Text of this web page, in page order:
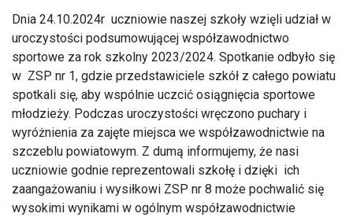
Dnia 24.10.2024r uczniowie naszej szkoły wzięli udział w
uroczystości podsumowującej współzawodnictwo
sportowe za rok szkolny 2023/2024. Spotkanie odbyło się
w ZSP nr 1, gdzie przedstawiciele szkół z całego powiatu
spotkali się, aby wspólnie uczcić osiągnięcia sportowe
młodzieży. Podczas uroczystości wręczono puchary i
wyróżnienia za zajęte miejsca we współzawodnictwie na
szczeblu powiatowym. Z dumą informujemy, że nasi
uczniowie godnie reprezentowali szkołę i dzięki ich
zaangażowaniu i wysiłkowi ZSP nr 8 może pochwalić się
wysokimi wynikami w ogólnym współzawodnictwie